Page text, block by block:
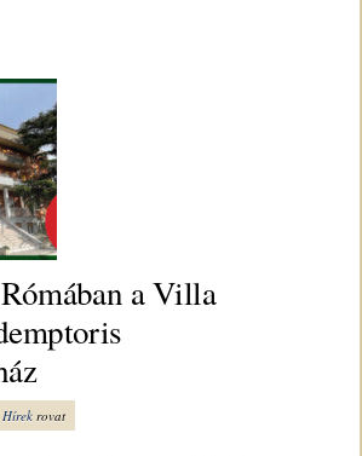
a Villa
Hírek rovat